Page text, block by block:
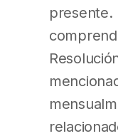
presente.